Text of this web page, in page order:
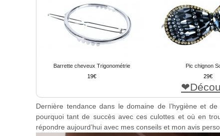
Barrette cheveux Trigonométrie
19
Pic chignon
29
Dernière tendance dans le domaine de l’hygiène et
pourquoi tant de succès avec ces culottes et où en
répondre aujourd’hui avec mes conseils et mon avis